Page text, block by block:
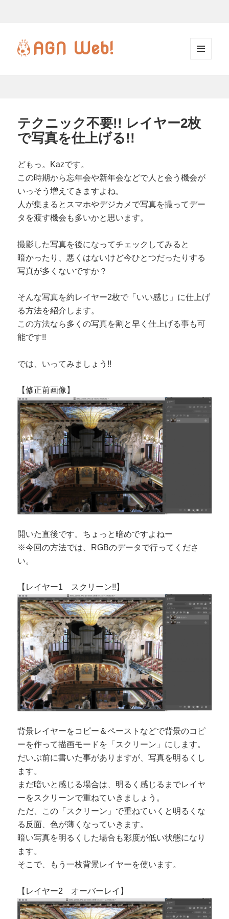
AGN Web!
ェッ
ト
テクニック不要!! レイヤー2枚
で写真を仕上げる!!
どもっ。Kazです。
この時期から忘年会や新年会などで人と会う機会が
いっそう増えてきますよね。
人が集まるとスマホやデジカメで写真を撮ってデー
タを渡す機会も多いかと思います。
撮影した写真を後になってチェックしてみると
暗かったり、悪くはないけど今ひとつだったりする
写真が多くないですか？
そんな写真を約レイヤー2枚で「いい感じ」に仕上げ
る方法を紹介します。
この方法なら多くの写真を割と早く仕上げる事も可
能です!!
では、いってみましょう!!
【修正前画像】
開いた直後です。ちょっと暗めですよねー
※今回の方法では、RGBのデータで行ってくださ
い。
【レイヤー1 スクリーン!!】
背景レイヤーをコピー＆ペーストなどで背景のコピ
ーを作って描画モードを「スクリーン」にします。
だいぶ前に書いた事がありますが、写真を明るくし
ます。
まだ暗いと感じる場合は、明るく感じるまでレイヤ
ーをスクリーンで重ねていきましょう。
ただ、この「スクリーン」で重ねていくと明るくな
る反面、色が薄くなっていきます。
暗い写真を明るくした場合も彩度が低い状態になり
ます。
そこで、もう一枚背景レイヤーを使います。
【レイヤー2 オーバーレイ】